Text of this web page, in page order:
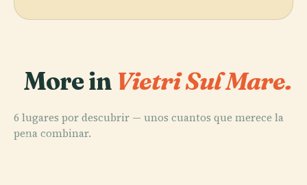
More in Vietri Sul Mare.
6 lugares por descubrir — unos cuantos que merece la
pena combinar.
PLACE